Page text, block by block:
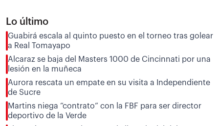
Lo último
Guabirá escala al quinto puesto en el torneo tras golear
a Real Tomayapo
Alcaraz se baja del Masters 1000 de Cincinnati por una
lesión en la muñeca
Aurora rescata un empate en su visita a Independiente
de Sucre
Martins niega “contrato” con la FBF para ser director
deportivo de la Verde